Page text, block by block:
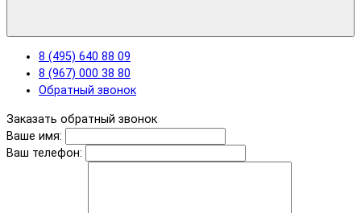
8 (495) 640 88 09
8 (967) 000 38 80
Обратный звонок
Заказать обратный звонок
Ваше имя:
Ваш телефон: